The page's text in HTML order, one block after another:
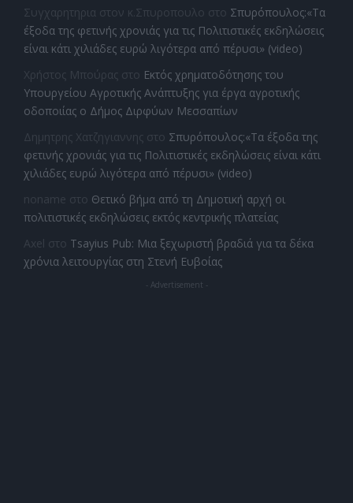
Συγχαρητηρια στον κ.Σπυροπουλο στο Σπυρόπουλος:«Τα
έξοδα της φετινής χρονιάς για τις Πολιτιστικές εκδηλώσεις
είναι κάτι χιλιάδες ευρώ λιγότερα από πέρυσι» (video)
Χρήστος Μπούρας στο Εκτός χρηματοδότησης του
Υπουργείου Αγροτικής Ανάπτυξης για έργα αγροτικής
οδοποιίας ο Δήμος Διρφύων Μεσσαπίων
Δημητρης Χατζηγιαννης στο Σπυρόπουλος:«Τα έξοδα της
φετινής χρονιάς για τις Πολιτιστικές εκδηλώσεις είναι κάτι
χιλιάδες ευρώ λιγότερα από πέρυσι» (video)
noname στο Θετικό βήμα από τη Δημοτική αρχή οι
πολιτιστικές εκδηλώσεις εκτός κεντρικής πλατείας
Axel στο Tsayius Pub: Μια ξεχωριστή βραδιά για τα δέκα
χρόνια λειτουργίας στη Στενή Ευβοίας
- Advertisement -